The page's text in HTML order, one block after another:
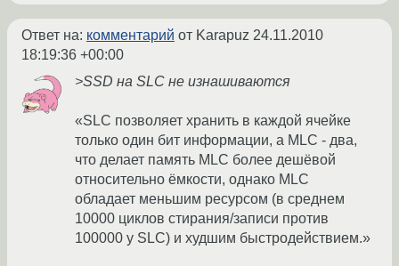
Ответ на: комментарий от Karapuz 24.11.2010
18:19:36 +00:00
>SSD на SLC не изнашиваются
«SLC позволяет хранить в каждой ячейке
только один бит информации, а MLC - два,
что делает память MLC более дешёвой
относительно ёмкости, однако MLC
обладает меньшим ресурсом (в среднем
10000 циклов стирания/записи против
100000 у SLC) и худшим быстродействием.»